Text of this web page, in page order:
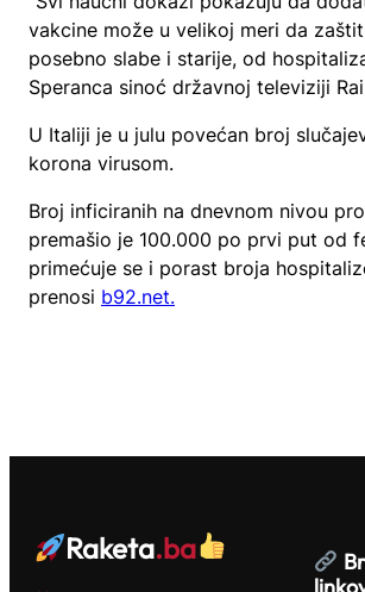
vakcine može u velikoj meri da
posebno slabe i starije, od
Speranca sinoć državnoj televiziji
U Italiji je u julu povećan broj
korona virusom.
Broj inficiranih na dnevnom nivou
premašio je 100.000 po prvi put od
primećuje se i porast broja
prenosi b92.net.
Raketa.ba